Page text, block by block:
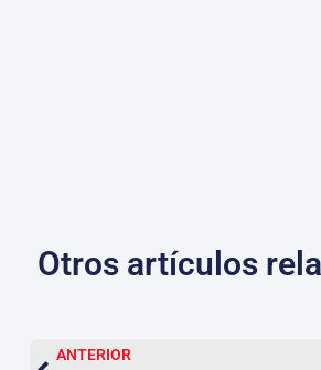
Otros artículos
ANTERIOR